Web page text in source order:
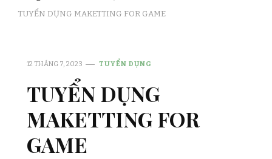
TUYỂN DỤNG MAKETTING FOR GAME
12 THÁNG 7, 2023 TUYỂN DỤNG
TUYỂN DỤNG
MAKETTING FOR
GAME